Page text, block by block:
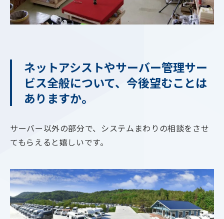
ネットアシストやサーバー管理サー
ビス全般について、今後望むことは
ありますか。
サーバー以外の部分で、システムまわりの相談をさせ
てもらえると嬉しいです。